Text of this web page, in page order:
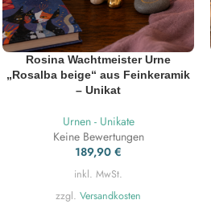
Rosina Wachtmeister Urne
„Rosalba beige“ aus Feinkeramik
– Unikat
Urnen - Unikate
Keine Bewertungen
189,90 €
inkl. MwSt.
zzgl. Versandkosten